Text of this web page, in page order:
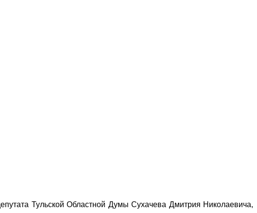
Тульской Областной Думы Сухачева Дмитрия Николаевича,